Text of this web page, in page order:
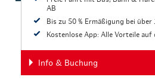
AB
Bis zu 50 % Ermäßigung bei
Kostenlose App: Alle Vorteile auf
Info & Buchung